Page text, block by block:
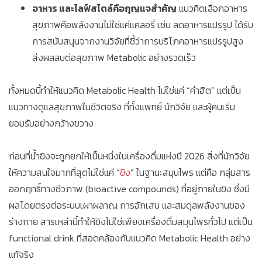
อาหาร และไลฟ์สไตล์คือกุญแจสำคัญ แนวคิดเลือกอาหาร
สุขภาพคือพลังงานไม่ใช่แค่แคลอรี่ เช่น ลดอาหารแปรรูป ได้รับ
การสนับสนุนจากงานวิจัยที่ชี้ว่าการบริโภคอาหารแปรรูปสูง
ส่งผลลบต่อสุขภาพ Metabolic อย่างรวดเร็ว
ทั้งหมดนี้ทำให้แนวคิด Metabolic Health ไม่ใช่แค่ “คำฮิต” แต่เป็น
แนวทางดูแลสุขภาพในชีวิตจริง ที่ทั้งแพทย์ นักวิจัย และผู้คนเริ่ม
ยอมรับอย่างกว้างขวาง
ก่อนที่น้ำขิงจะถูกยกให้เป็นหนึ่งในเครื่องดื่มแห่งปี 2026 สิ่งที่นักวิจัย
ให้ความสนใจมากที่สุดไม่ใช่แค่ “ขิง” ในฐานะสมุนไพร แต่คือ กลุ่มสาร
ออกฤทธิ์ทางชีวภาพ (bioactive compounds) ที่อยู่ภายในขิง ซึ่งมี
ผลโดยตรงต่อระบบเผาผลาญ การอักเสบ และสมดุลพลังงานของ
ร่างกาย สารเหล่านี้ทำให้ขิงไม่ใช่เพียงเครื่องดื่มสมุนไพรทั่วไป แต่เป็น
functional drink ที่สอดคล้องกับแนวคิด Metabolic Health อย่าง
แท้จริง